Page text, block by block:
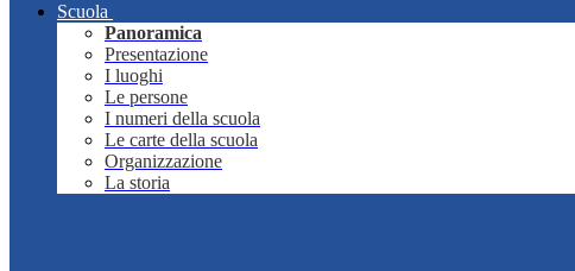
Scuola
Panoramica
Presentazione
I luoghi
Le persone
I numeri della scuola
Le carte della scuola
Organizzazione
La storia